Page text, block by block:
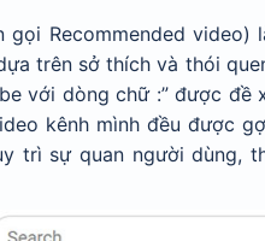
Recommended
trên sở thích và thói
với dòng chữ :” được đề
kênh mình đều được
trì sự quan người dùng,